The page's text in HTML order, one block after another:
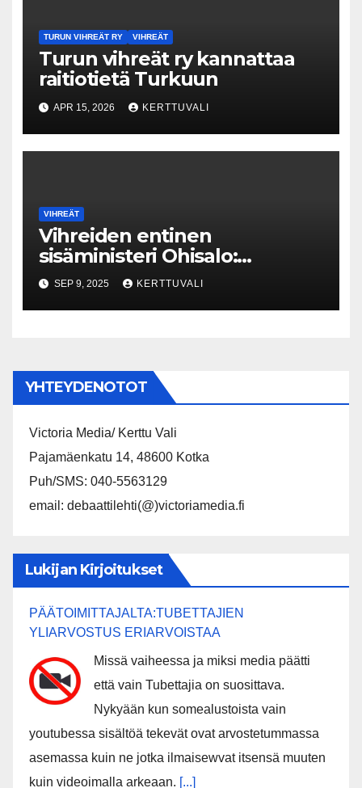
TURUN VIHREÄT RY VIHREÄT
Turun vihreät ry kannattaa
raitiotietä Turkuun
APR 15, 2026 KERTTUVALI
VIHREÄT
Vihreiden entinen
sisäministeri Ohisalo:
Äärioikeistoa koskevan tiedon
rajoittaminen Supon
nettisivuilla on vaarallista
SEP 9, 2025 KERTTUVALI
YHTEYDENOTOT
Victoria Media/ Kerttu Vali
Pajamäenkatu 14, 48600 Kotka
Puh/SMS: 040-5563129
email: debaattilehti(@)victoriamedia.fi
Lukijan Kirjoitukset
PÄÄTOIMITTAJALTA:TUBETTAJIEN
YLIARVOSTUS ERIARVOISTAA
Missä vaiheessa ja miksi media päätti
että vain Tubettajia on suosittava.
Nykyään kun somealustoista vain
youtubessa sisältöä tekevät ovat arvostetummassa
asemassa kuin ne jotka ilmaisewvat itsensä muuten
kuin videoimalla arkeaan. [...]